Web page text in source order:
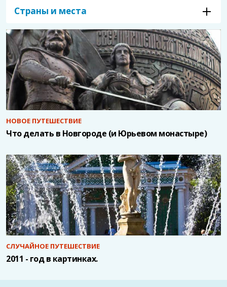
Страны и места
НОВОЕ ПУТЕШЕСТВИЕ
Что делать в Новгороде (и Юрьевом монастыре)
СЛУЧАЙНОЕ ПУТЕШЕСТВИЕ
2011 - год в картинках.